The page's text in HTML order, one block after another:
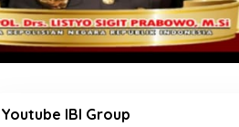
Youtube IBI Group